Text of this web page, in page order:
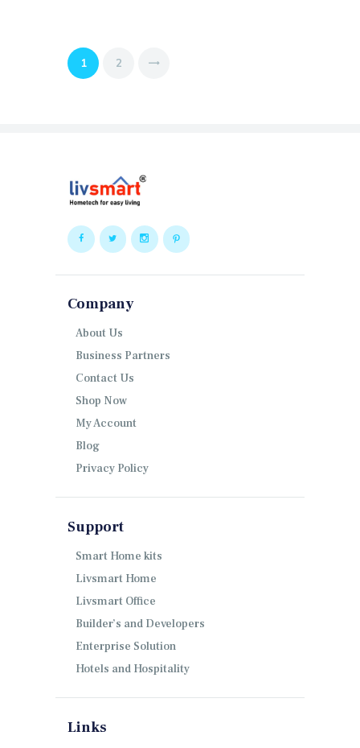
Posts
navigation
PAGE
1 PAGE
2
Company
About Us
Business Partners
Contact Us
Shop Now
My Account
Blog
Privacy Policy
Support
Smart Home kits
Livsmart Home
Livsmart Office
Builder’s and Developers
Enterprise Solution
Hotels and Hospitality
Links